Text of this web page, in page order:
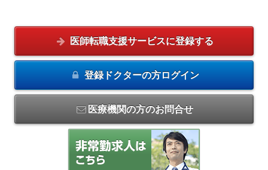
医師転職支援サービスに登録する
登録ドクターの方ログイン
医療機関の方のお問合せ